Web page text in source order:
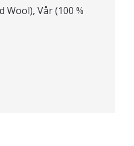
Wool), Vår (100 %